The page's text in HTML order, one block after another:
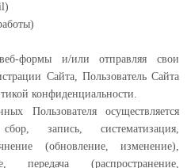
формы и/или отправляя свои
Сайта, Пользователь Сайта
конфиденциальности.
Пользователя осуществляется
запись, систематизация,
(обновление, изменение),
передача (распространение,